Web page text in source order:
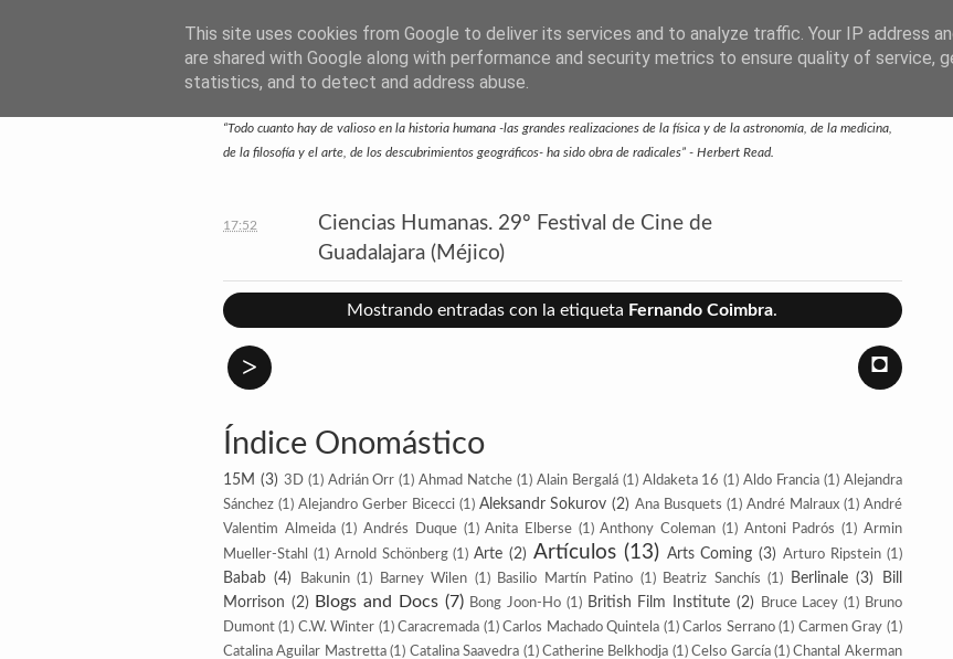
SUBTEXTO.ES
—Escritos de José Ramón Otero Roko—
“Todo cuanto hay de valioso en la historia humana -las grandes realizaciones de la física y de la astronomía, de la medicina,
de la filosofía y el arte, de los descubrimientos geográficos- ha sido obra de radicales” - Herbert Read.
17:52
Ciencias Humanas. 29º Festival de Cine de
Guadalajara (Méjico)
Mostrando entradas con la etiqueta Fernando Coimbra.
◘
>
Índice Onomástico
15M (3) 3D (1) Adrián Orr (1) Ahmad Natche (1) Alain Bergalá (1) Aldaketa 16 (1) Aldo Francia (1) Alejandra
Sánchez (1) Alejandro Gerber Bicecci (1) Aleksandr Sokurov (2) Ana Busquets (1) André Malraux (1) André
Valentim Almeida (1) Andrés Duque (1) Anita Elberse (1) Anthony Coleman (1) Antoni Padrós (1) Armin
Mueller-Stahl
(1) Arnold Schönberg (1) Arte (2) Artículos (13) Arts Coming (3) Arturo Ripstein (1)
Babab (4) Bakunin (1) Barney Wilen (1) Basilio Martín Patino (1) Beatriz Sanchís (1) Berlinale (3)
Bill
Morrison (2) Blogs and Docs (7) Bong Joon-Ho (1) British Film Institute (2) Bruce Lacey (1) Bruno
Dumont (1) C.W. Winter (1) Caracremada (1) Carlos Machado Quintela (1) Carlos Serrano (1) Carmen Gray (1)
Catalina Aguilar Mastretta (1) Catalina Saavedra (1) Catherine Belkhodja (1) Celso García (1) Chantal Akerman
This site uses cookies from Google to deliver its services and to analyze traffic. Your IP address
are shared with Google along with performance and security metrics to ensure quality of service,
statistics, and to detect and address abuse.